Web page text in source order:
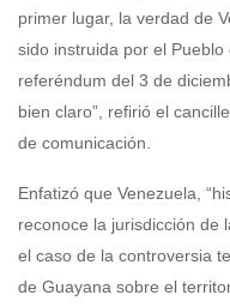
primer lugar, la verdad de
sido instruida por el
referéndum del 3 de
bien claro”, refirió el
de comunicación.
Enfatizó que Venezuela,
reconoce la jurisdicción de
el caso de la controversia
de Guayana sobre el